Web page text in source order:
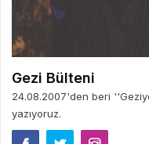
Gezi Bülteni
24.08.2007'den beri
yazıyoruz.